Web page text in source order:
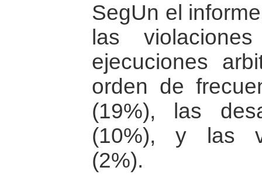
SegUn el
las
ejecuciones
orden de
(19%), las
(10%), y las
(2%).